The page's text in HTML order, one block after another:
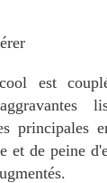
est
principales
et de peine